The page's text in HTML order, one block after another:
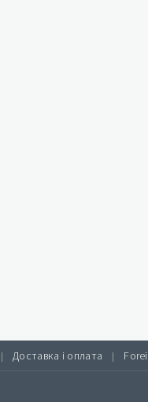
| Доставка і оплата |